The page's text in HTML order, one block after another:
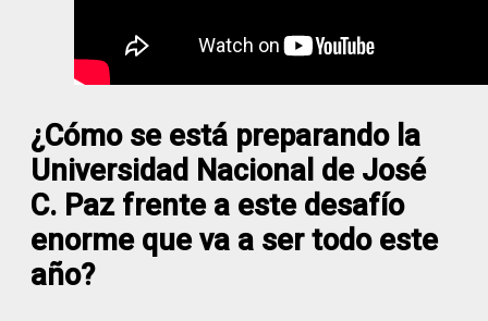
¿Cómo se está preparando la
Universidad Nacional de José
C. Paz frente a este desafío
enorme que va a ser todo este
año?